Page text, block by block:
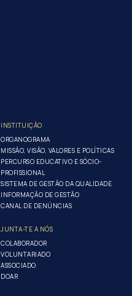
INSTITUIÇÃO
ORGANOGRAMA
MISSÃO, VISÃO, VALORES E POLÍTICAS
PERCURSO EDUCATIVO E SÓCIO-
PROFISSIONAL
SISTEMA DE GESTÃO DA QUALIDADE
INFORMAÇÃO DE GESTÃO
CANAL DE DENÚNCIAS
JUNTA-TE A NÓS
COLABORADOR
VOLUNTARIADO
ASSOCIADO
DOAR